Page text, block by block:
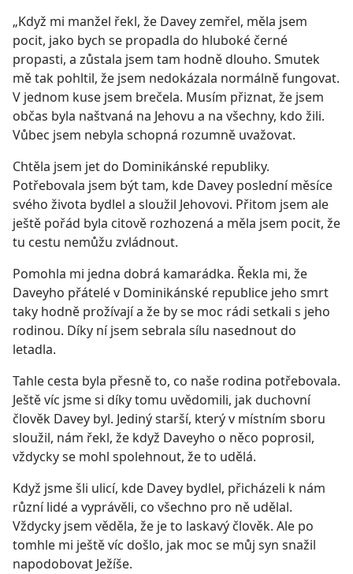
„Když mi manžel řekl, že Davey zemřel, měla jsem
pocit, jako bych se propadla do hluboké černé
propasti, a zůstala jsem tam hodně dlouho. Smutek
mě tak pohltil, že jsem nedokázala normálně fungovat.
V jednom kuse jsem brečela. Musím přiznat, že jsem
občas byla naštvaná na Jehovu a na všechny, kdo žili.
Vůbec jsem nebyla schopná rozumně uvažovat.
Chtěla jsem jet do Dominikánské republiky.
Potřebovala jsem být tam, kde Davey poslední měsíce
svého života bydlel a sloužil Jehovovi. Přitom jsem ale
ještě pořád byla citově rozhozená a měla jsem pocit, že
tu cestu nemůžu zvládnout.
Pomohla mi jedna dobrá kamarádka. Řekla mi, že
Daveyho přátelé v Dominikánské republice jeho smrt
taky hodně prožívají a že by se moc rádi setkali s jeho
rodinou. Díky ní jsem sebrala sílu nasednout do
letadla.
Tahle cesta byla přesně to, co naše rodina potřebovala.
Ještě víc jsme si díky tomu uvědomili, jak duchovní
člověk Davey byl. Jediný starší, který v místním sboru
sloužil, nám řekl, že když Daveyho o něco poprosil,
vždycky se mohl spolehnout, že to udělá.
Když jsme šli ulicí, kde Davey bydlel, přicházeli k nám
různí lidé a vyprávěli, co všechno pro ně udělal.
Vždycky jsem věděla, že je to laskavý člověk. Ale po
tomhle mi ještě víc došlo, jak moc se můj syn snažil
napodobovat Ježíše.